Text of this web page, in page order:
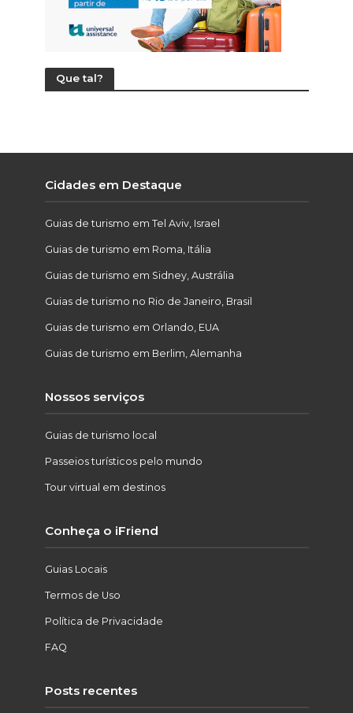
Que tal?
Cidades em Destaque
Guias de turismo em Tel Aviv, Israel
Guias de turismo em Roma, Itália
Guias de turismo em Sidney, Austrália
Guias de turismo no Rio de Janeiro, Brasil
Guias de turismo em Orlando, EUA
Guias de turismo em Berlim, Alemanha
Nossos serviços
Guias de turismo local
Passeios turísticos pelo mundo
Tour virtual em destinos
Conheça o iFriend
Guias Locais
Termos de Uso
Política de Privacidade
FAQ
Posts recentes